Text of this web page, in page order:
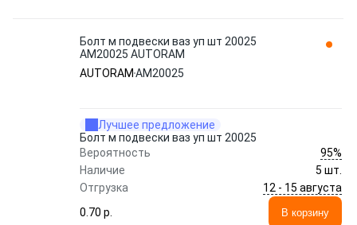
Болт м подвески ваз уп шт 20025
AM20025 AUTORAM
AUTORAM AM20025
Лучшее предложение
Болт м подвески ваз уп шт 20025
Вероятность
95%
Наличие
5 шт.
Отгрузка
12 - 15 августа
0.70 p.
В корзину